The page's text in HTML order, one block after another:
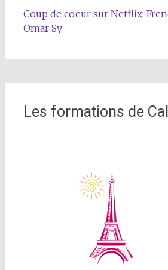
Coup de coeur sur Netflix:
Omar Sy
Les formations de